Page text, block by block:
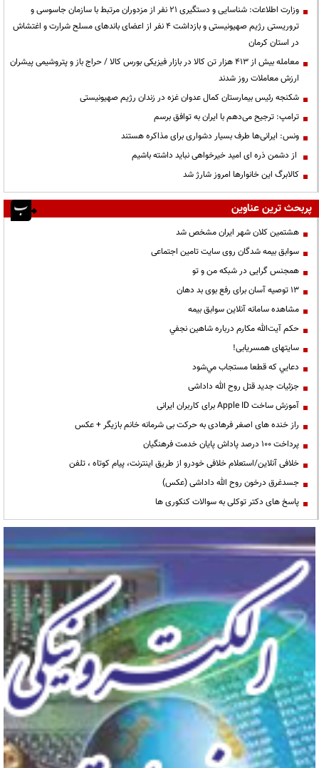
وزارت اطلاعات: شناسایی و دستگیری ۲۱ نفر از مزدوران مرتبط با سازمان جاسوسی و
تروریستی رژیم صهیونیستی و بازداشت ۴ نفر از اعضای باندهای مسلح شرارت و اغتشاش
در استان کرمان
معامله بیش از ۴۱۳ هزار تن کالا در بازار فیزیکی بورس کالا / حراج باز و پتروشیمی پیشران
ارزش معاملات روز شدند
شکنجه رئیس بیمارستان کمال عدوان غزه در زندان رژیم صهیونیستی
ترامپ: ترجیح می‌دهم با ایران به توافق برسم
ونس: ایرانی‌ها طرف بسیار دشواری برای مذاکره هستند
از دشمن ذره ای امید خیرخواهی نباید داشته باشیم
کالابرگ این خانوارها امروز شارژ شد
پربحث ترین عناوین
هشتمین کلان شهر ایران مشخص شد
سوابق بیمه شدگان روی سایت تامین اجتماعی
همجنس گرایی در شبکه من و تو
13 توصیه آسان برای رفع بوی بد دهان
مشاهده سامانه آنلاين سوابق بیمه
حكم آيت‌الله مكارم درباره شاهين نجفي
سایتهای همسریابی!
دعايي كه قطعا مستجاب مي‌شود
جزئیات جدید قتل روح الله داداشی
آموزش ساخت Apple ID برای کاربران ایرانی
راز خنده های اصغر فرهادی به حرکت بی شرمانه خانم بازیگر + عکس
پرداخت ۱۰۰ درصد پاداش پایان خدمت فرهنگیان
خلافی آنلاین/استعلام خلافی خودرو از طریق اینترنت، پیام کوتاه ، تلفن
جسدغرق درخون روح الله داداشی (عکس)
پاسخ های دکتر توکلی به سوالات کنکوری ها